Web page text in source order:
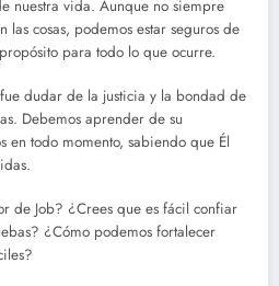
nuestra vida. Aunque no siempre
las cosas, podemos estar seguros de
para todo lo que ocurre.
dudar de la justicia y la bondad de
Debemos aprender de su
en todo momento, sabiendo que Él
de Job? ¿Crees que es fácil confiar
¿Cómo podemos fortalecer